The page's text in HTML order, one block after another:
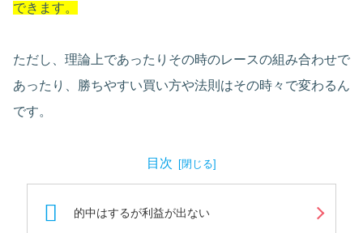
できます。
ただし、理論上であったりその時のレースの組み合わせで
あったり、勝ちやすい買い方や法則はその時々で変わるん
です。
目次
的中はするが利益が出ない